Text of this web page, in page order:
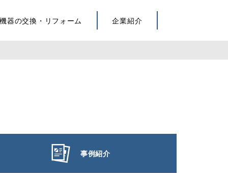
器の交換・リフォーム 企業紹介
事例紹介